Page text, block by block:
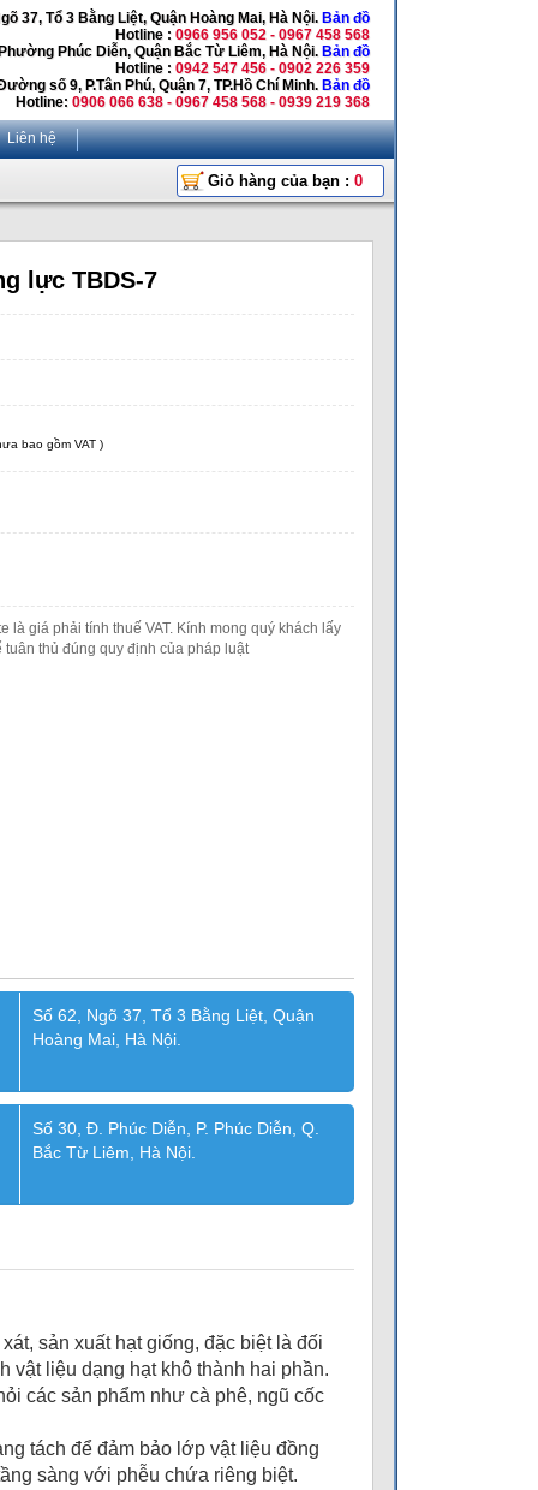
37, Tổ 3 Bằng Liệt, Quận Hoàng Mai, Hà Nội. Bản đồ
Hotline : 0966 956 052 - 0967 458 568
Phúc Diễn, Quận Bắc Từ Liêm, Hà Nội. Bản đồ
Hotline : 0942 547 456 - 0902 226 359
số 9, P.Tân Phú, Quận 7, TP.Hồ Chí Minh. Bản đồ
Hotline: 0906 066 638 - 0967 458 568 - 0939 219 368
Liên hệ
Giỏ hàng của bạn : 0
lực TBDS-7
bao gồm VAT )
là giá phải tính thuế VAT. Kính mong quý khách lấy
thủ đúng quy định của pháp luật
Số 62, Ngõ 37, Tổ 3 Bằng Liệt, Quận
Hoàng Mai, Hà Nội.
Số 30, Đ. Phúc Diễn, P. Phúc Diễn, Q.
Bắc Từ Liêm, Hà Nội.
sản xuất hạt giống, đặc biệt là đối
vật liệu dạng hạt khô thành hai phần.
các sản phẩm như cà phê, ngũ cốc
tách để đảm bảo lớp vật liệu đồng
sàng với phễu chứa riêng biệt.